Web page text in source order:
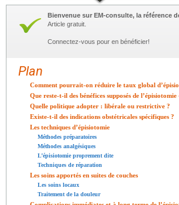
Bienvenue sur EM-consulte, la référence
Article gratuit.
Connectez-vous pour en bénéficier!
Plan
Comment pourrait-on réduire le taux global
Que reste-t-il des bénéfices supposés de
Quelle politique adopter : libérale ou restrictive ?
Existe-t-il des indications obstétricales spécifiques ?
Les techniques d’épisiotomie
Méthodes préparatoires
Méthodes analgésiques
L’épisiotomie proprement dite
Techniques de réparation
Les soins apportés en suites de couches
Les soins locaux
Traitement de la douleur